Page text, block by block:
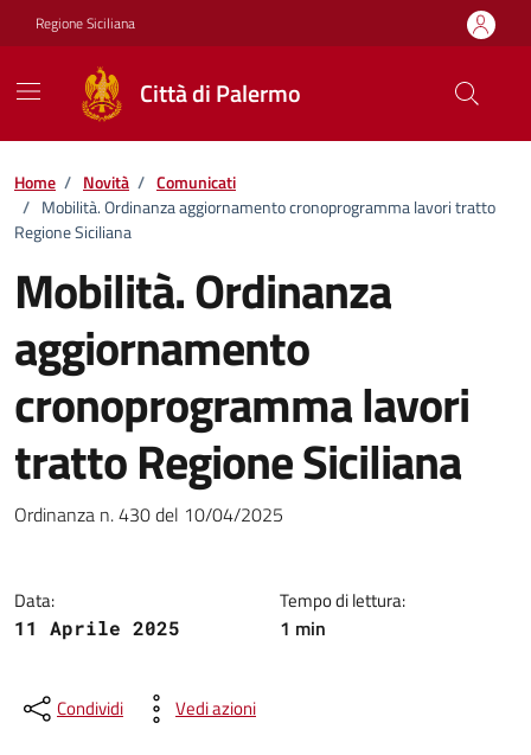
Vai ai contenuti
Vai al footer
Regione Siciliana
Città di Palermo
Home / Novità / Comunicati
/ Mobilità. Ordinanza aggiornamento cronoprogramma lavori tratto
Regione Siciliana
Mobilità. Ordinanza
aggiornamento
cronoprogramma lavori
tratto Regione Siciliana
Dettagli della notizia
Ordinanza n. 430 del 10/04/2025
Data:
11 Aprile 2025
Tempo di lettura:
1 min
Condividi Vedi azioni